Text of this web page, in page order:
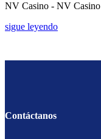
NV Casino - NV Casino
sigue leyendo
Contáctanos